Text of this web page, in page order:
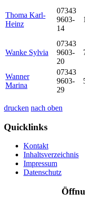
Thoma Karl-
Heinz
07343
9603-
14
Wanke Sylvia
07343
9603-
20
Wanner
Marina
07343
9603-
29
drucken nach oben
Quicklinks
Kontakt
Inhaltsverzeichnis
Impressum
Datenschutz